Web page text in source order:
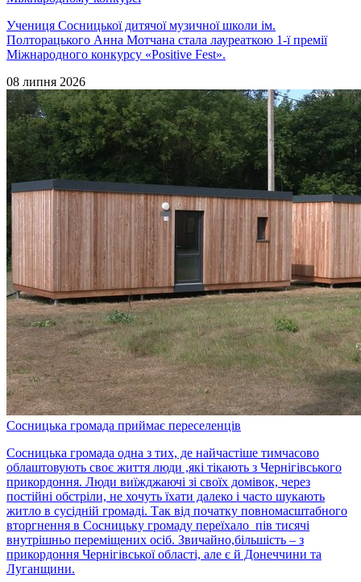
Учениця Сосницької дитячої музичної школи ім.
Полторацького Анна Мотчана стала лауреаткою 1-ї премії
Міжнародного конкурсу «Positive Fest».
08 липня 2026
Сосницька громада приймає переселенців
Сосницька громада одна з тих, де найчастіше тимчасово
облаштовують своє життя люди ,які тікають з Чернігівського
прикордоння. Люди виїжджаючі зі своїх домівок, через
постійні обстріли, не хочуть їхати далеко і часто шукають
житло в сусідній громаді. Так від початку повномасштабного
вторгнення в Сосницьку громаду переїхало пів тисячі
внутрішньо переміщених осіб. Звичайно,більшість – з
прикордоння Чернігівської області, але є й Донеччини та
Луганщини.